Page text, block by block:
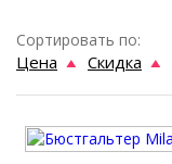
Сортировать по:
Цена Скидка